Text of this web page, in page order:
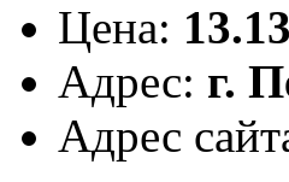
Цена:
Адрес: г.
Адрес